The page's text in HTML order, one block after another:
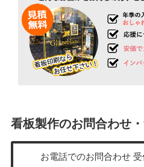
看板製作のお問合わせ
お電話でのお問合わせ